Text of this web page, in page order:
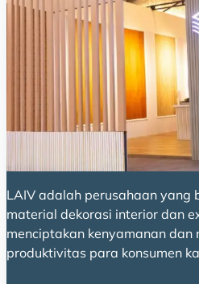
LAIV adalah perusahaan yang
material dekorasi interior dan
menciptakan kenyamanan dan
produktivitas para konsumen